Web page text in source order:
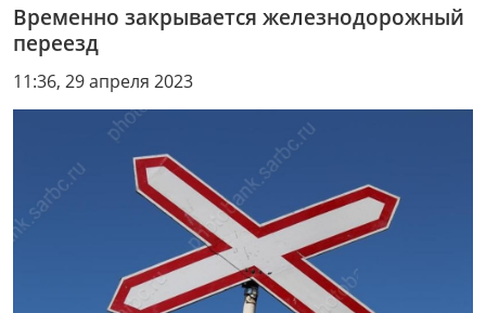
Временно закрывается железнодорожный
переезд
11:36, 29 апреля 2023